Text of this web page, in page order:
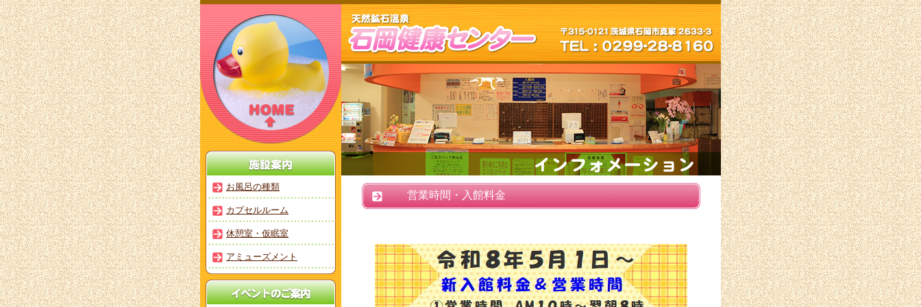
お風呂の種類
カプセルルーム
休憩室・仮眠室
アミューズメント
営業時間・入館料金